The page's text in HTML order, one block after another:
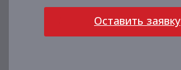
Оставить заявку